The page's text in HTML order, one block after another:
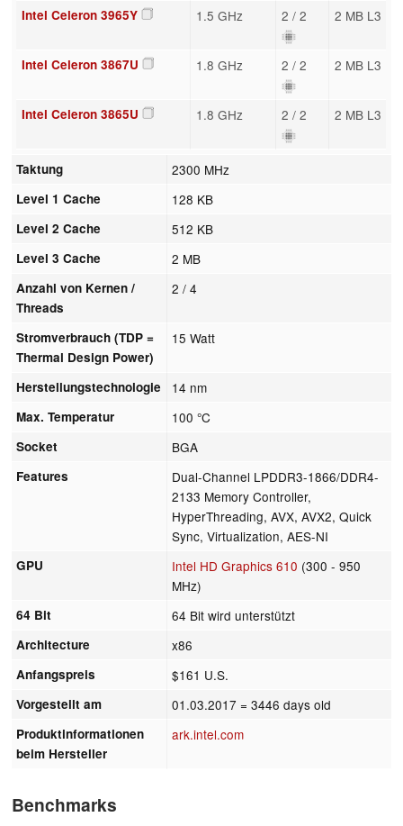
Intel Celeron 3965Y 1.5 GHz 2 / 2 2 MB L3
Intel Celeron 3867U 1.8 GHz 2 / 2 2 MB L3
Intel Celeron 3865U 1.8 GHz 2 / 2 2 MB L3
Taktung 2300 MHz
Level 1 Cache 128 KB
Level 2 Cache 512 KB
Level 3 Cache 2 MB
Anzahl von Kernen /
Threads
2 / 4
Stromverbrauch (TDP =
Thermal Design Power)
15 Watt
Herstellungstechnologie 14 nm
Max. Temperatur 100 °C
Socket BGA
Features
Dual-Channel LPDDR3-1866/DDR4-
2133 Memory Controller,
HyperThreading, AVX, AVX2, Quick
Sync, Virtualization, AES-NI
GPU Intel HD Graphics 610 (300 - 950
MHz)
64 Bit 64 Bit wird unterstützt
Architecture x86
Anfangspreis $161 U.S.
Vorgestellt am 01.03.2017 = 3446 days old
Produktinformationen
beim Hersteller
ark.intel.com
Benchmarks